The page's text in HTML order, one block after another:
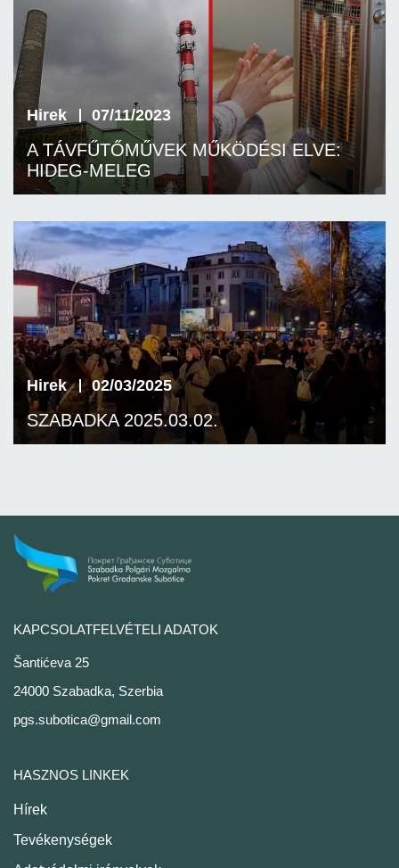
Hirek 07/11/2023
A TÁVFŰTŐMŰVEK MŰKÖDÉSI ELVE:
HIDEG-MELEG
Hirek 02/03/2025
SZABADKA 2025.03.02.
KAPCSOLATFELVÉTELI ADATOK
Šantićeva 25
24000 Szabadka, Szerbia
pgs.subotica@gmail.com
HASZNOS LINKEK
Hírek
Tevékenységek